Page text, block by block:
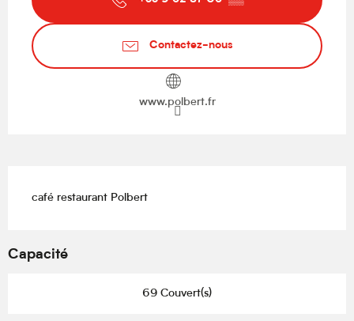
Contactez-nous
www.polbert.fr
café restaurant Polbert
Capacité
69 Couvert(s)